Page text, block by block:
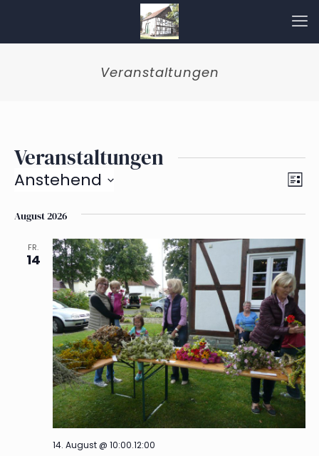
Veranstaltungen
Veranstaltungen
Liste
Anstehend
wählen.
August 2026
FR.
14
14. August @ 10:00.12:00